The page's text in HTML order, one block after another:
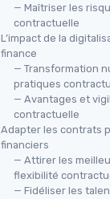
— Maîtriser les
contractuelle
L’impact de la
finance
— Transformation
pratiques
— Avantages et
contractuelle
Adapter les contrats
financiers
— Attirer les
flexibilité
— Fidéliser les